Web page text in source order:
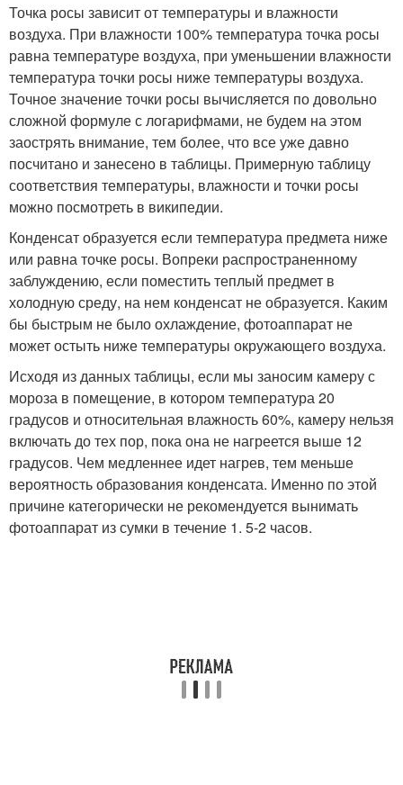
Точка росы зависит от температуры и влажности
воздуха. При влажности 100% температура точка росы
равна температуре воздуха, при уменьшении влажности
температура точки росы ниже температуры воздуха.
Точное значение точки росы вычисляется по довольно
сложной формуле с логарифмами, не будем на этом
заострять внимание, тем более, что все уже давно
посчитано и занесено в таблицы. Примерную таблицу
соответствия температуры, влажности и точки росы
можно посмотреть в википедии.
Конденсат образуется если температура предмета ниже
или равна точке росы. Вопреки распространенному
заблуждению, если поместить теплый предмет в
холодную среду, на нем конденсат не образуется. Каким
бы быстрым не было охлаждение, фотоаппарат не
может остыть ниже температуры окружающего воздуха.
Исходя из данных таблицы, если мы заносим камеру с
мороза в помещение, в котором температура 20
градусов и относительная влажность 60%, камеру нельзя
включать до тех пор, пока она не нагреется выше 12
градусов. Чем медленнее идет нагрев, тем меньше
вероятность образования конденсата. Именно по этой
причине категорически не рекомендуется вынимать
фотоаппарат из сумки в течение 1. 5-2 часов.